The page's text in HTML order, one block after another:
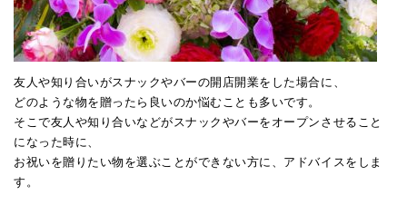
友人や知り合いがスナックやバーの開店開業をした場合に、
どのような物を贈ったら良いのか悩むことも多いです。
そこで友人や知り合いなどがスナックやバーをオープンさせること
になった時に、
お祝いを贈りたい物を選ぶことができない方に、アドバイスをしま
す。